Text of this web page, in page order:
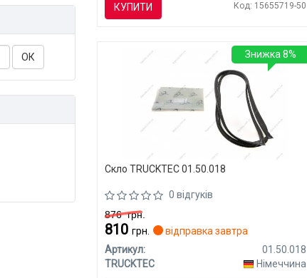
ОК
КУПИТИ Код: 15655719-50
Скло TRUCKTEC 01.50.018
0 відгуків
876грн.
810 грн.
відправка завтра
Артикул:
01.50.018
TRUCKTEC
Німеччина
Знижка 8%